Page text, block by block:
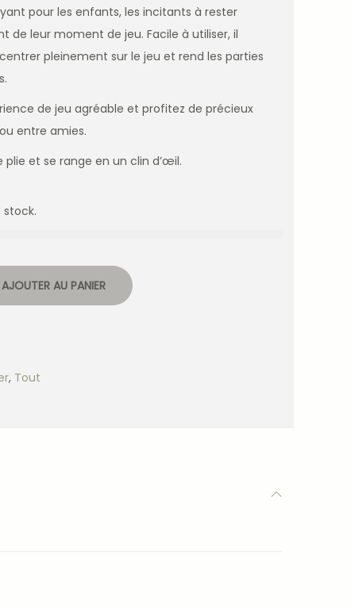
pour les enfants, les incitants à rester
de leur moment de jeu. Facile à utiliser, il
pleinement sur le jeu et rend les parties
de jeu agréable et profitez de précieux
entre amies.
et se range en un clin d’œil.
stock.
AJOUTER AU PANIER
, Tout